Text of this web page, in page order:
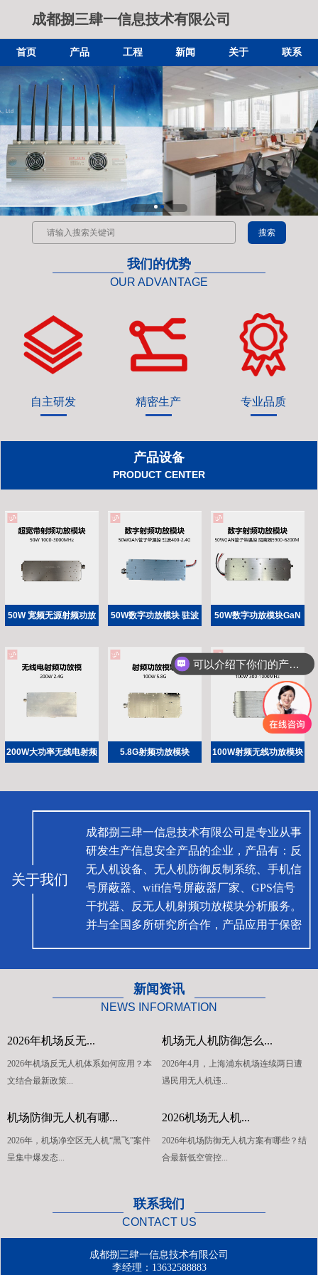
成都捌三肆一信息技术有限公司
首页 产品 工程 新闻 关于 联系
我们的优势
OUR ADVANTAGE
自主研发 精密生产 专业品质
产品设备
PRODUCT CENTER
50W 宽频无源射频功放 50W数字功放模块 驻波 50W数字功放模块GaN
器
200W大功率无线电射频 5.8G射频功放模块 100W射频无线功放模块
关于我们
成都捌三肆一信息技术有限公司是专业从事
研发生产信息安全产品的企业，产品有：反
无人机设备、无人机防御反制系统、手机信
号屏蔽器、wifi信号屏蔽器厂家、GPS信号
干扰器、反无人机射频功放模块分析服务。
并与全国多所研究所合作，产品应用于保密
机防御解决方案。 捌叁肆一不是单一的产
品销售，而是为客户提供一系列安全实用、
新闻资讯
NEWS INFORMATION
2026年机场反无...
2026年机场反无人机体系如何应用？本
文结合最新政策...
机场无人机防御怎么...
2026年4月，上海浦东机场连续两日遭
遇民用无人机违...
机场防御无人机有哪...
2026年，机场净空区无人机“黑飞”案件
呈集中爆发态...
2026机场无人机...
2026年机场防御无人机方案有哪些？结
合最新低空管控...
联系我们
CONTACT US
成都捌三肆一信息技术有限公司
李经理：13632588883
可以介绍下你们的产品么